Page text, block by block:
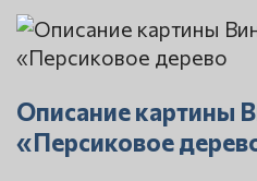
Описание картины
«Персиковое